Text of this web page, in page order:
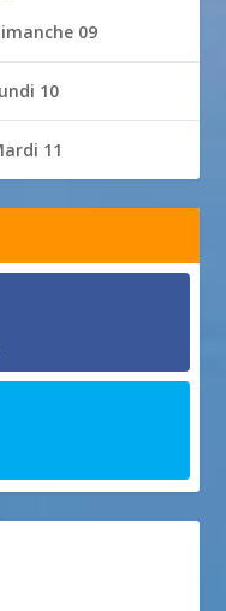
09
10
11